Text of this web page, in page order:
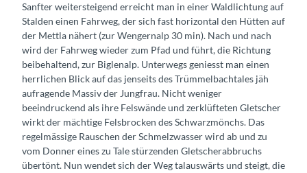
Sanfter weitersteigend erreicht man in einer Waldlichtung auf
Stalden einen Fahrweg, der sich fast horizontal den Hütten auf
der Mettla nähert (zur Wengernalp 30 min). Nach und nach
wird der Fahrweg wieder zum Pfad und führt, die Richtung
beibehaltend, zur Biglenalp. Unterwegs geniesst man einen
herrlichen Blick auf das jenseits des Trümmelbachtales jäh
aufragende Massiv der Jungfrau. Nicht weniger
beeindruckend als ihre Felswände und zerklüfteten Gletscher
wirkt der mächtige Felsbrocken des Schwarzmönchs. Das
regelmässige Rauschen der Schmelzwasser wird ab und zu
vom Donner eines zu Tale stürzenden Gletscherabbruchs
übertönt. Nun wendet sich der Weg talauswärts und steigt, die